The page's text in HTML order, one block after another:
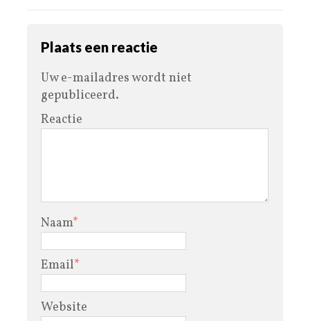
Plaats een reactie
Uw e-mailadres wordt niet
gepubliceerd.
Reactie
Naam*
Email*
Website